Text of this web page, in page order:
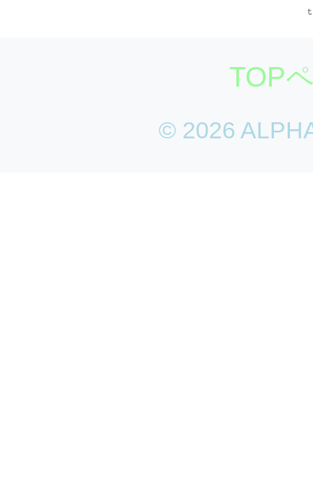
TOP
© 2026